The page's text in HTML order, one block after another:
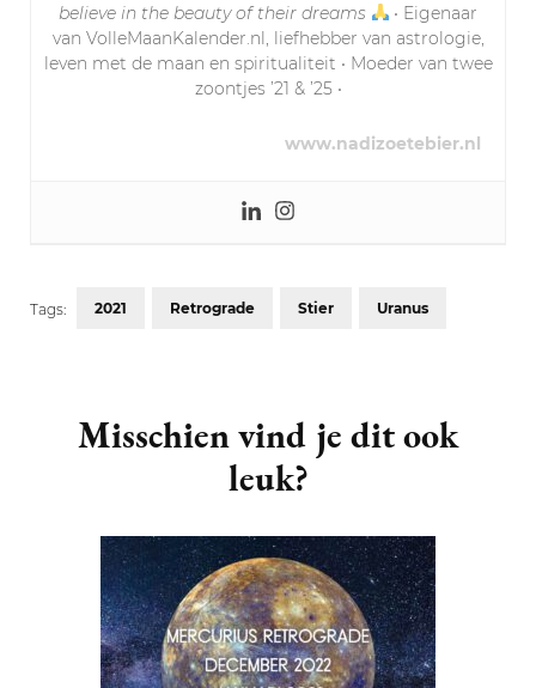
believe in the beauty of their dreams
• Eigenaar
van VolleMaanKalender.nl, liefhebber van astrologie,
leven met de maan en spiritualiteit • Moeder van twee
zoontjes ’21 & ’25 •
www.nadizoetebier.nl
Tags: 2021 Retrograde Stier Uranus
Navigation
Misschien vind je dit ook
leuk?